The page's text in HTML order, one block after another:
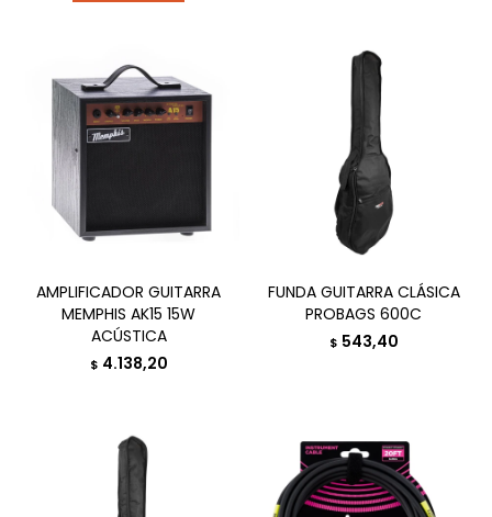
AMPLIFICADOR GUITARRA
MEMPHIS AK15 15W
ACÚSTICA
$ 4.138,20
FUNDA GUITARRA CLÁSICA
PROBAGS 600C
$ 543,40